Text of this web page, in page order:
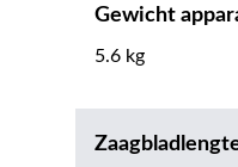
Gewicht
5.6 kg